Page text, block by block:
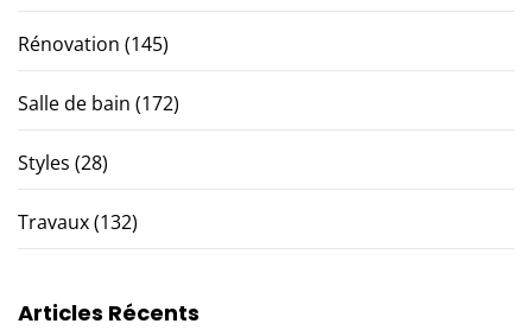
Rénovation (145)
Salle de bain (172)
Styles (28)
Travaux(132)
Articles Récents